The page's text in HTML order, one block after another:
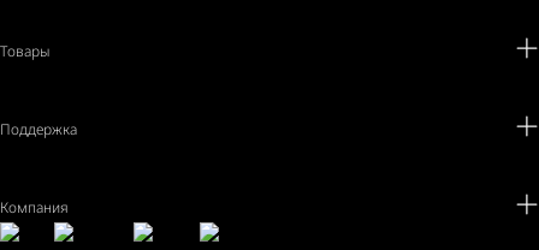
Товары
Поддержка
Компания